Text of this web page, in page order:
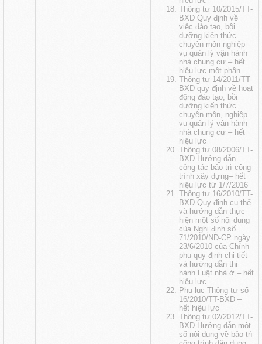
Thông tư 10/2015/TT-
BXD Quy định về
việc đào tạo, bồi
dưỡng kiến thức
chuyên môn nghiệp
vụ quản lý vận hành
nhà chung cư – hết
hiệu lực một phần
Thông tư 14/2011/TT-
BXD quy định về hoạt
động đào tạo, bồi
dưỡng kiến thức
chuyên môn, nghiệp
vụ quản lý vận hành
nhà chung cư – hết
hiệu lực
Thông tư 08/2006/TT-
BXD Hướng dẫn
công tác bảo trì công
trình xây dựng– hết
hiệu lực từ 1/7/2016
Thông tư 16/2010/TT-
BXD Quy định cụ thể
và hướng dẫn thực
hiện một số nội dung
của Nghị định số
71/2010/NĐ-CP ngày
23/6/2010 của Chính
phu quy định chi tiết
và hướng dẫn thi
hành Luật nhà ở – hết
hiệu lực
Phụ lục Thông tư số
16/2010/TT-BXD –
hết hiệu lực
Thông tư 02/2012/TT-
BXD Hướng dẫn một
số nội dung về bảo trì